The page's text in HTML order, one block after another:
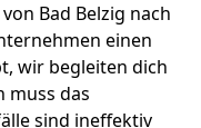
Bad Belzig nach
einen
wir begleiten dich
muss das
sind ineffektiv